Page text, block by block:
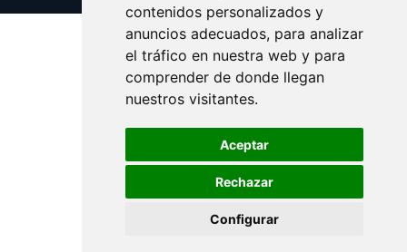
contenidos personalizados y
anuncios adecuados, para analizar
el tráfico en nuestra web y para
comprender de donde llegan
nuestros visitantes.
Aceptar
Rechazar
Configurar